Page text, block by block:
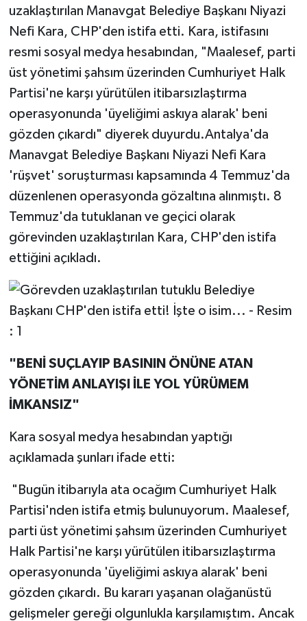
uzaklaştırılan Manavgat Belediye Başkanı Niyazi
Nefi Kara, CHP'den istifa etti. Kara, istifasını
resmi sosyal medya hesabından, "Maalesef, parti
üst yönetimi şahsım üzerinden Cumhuriyet Halk
Partisi'ne karşı yürütülen itibarsızlaştırma
operasyonunda 'üyeliğimi askıya alarak' beni
gözden çıkardı" diyerek duyurdu.Antalya'da
Manavgat Belediye Başkanı Niyazi Nefi Kara
'rüşvet' soruşturması kapsamında 4 Temmuz'da
düzenlenen operasyonda gözaltına alınmıştı. 8
Temmuz'da tutuklanan ve geçici olarak
görevinden uzaklaştırılan Kara, CHP'den istifa
ettiğini açıkladı.
"BENİ SUÇLAYIP BASININ ÖNÜNE ATAN
YÖNETİM ANLAYIŞI İLE YOL YÜRÜMEM
İMKANSIZ"
Kara sosyal medya hesabından yaptığı
açıklamada şunları ifade etti:
"Bugün itibarıyla ata ocağım Cumhuriyet Halk
Partisi'nden istifa etmiş bulunuyorum. Maalesef,
parti üst yönetimi şahsım üzerinden Cumhuriyet
Halk Partisi'ne karşı yürütülen itibarsızlaştırma
operasyonunda 'üyeliğimi askıya alarak' beni
gözden çıkardı. Bu kararı yaşanan olağanüstü
gelişmeler gereği olgunlukla karşılamıştım. Ancak